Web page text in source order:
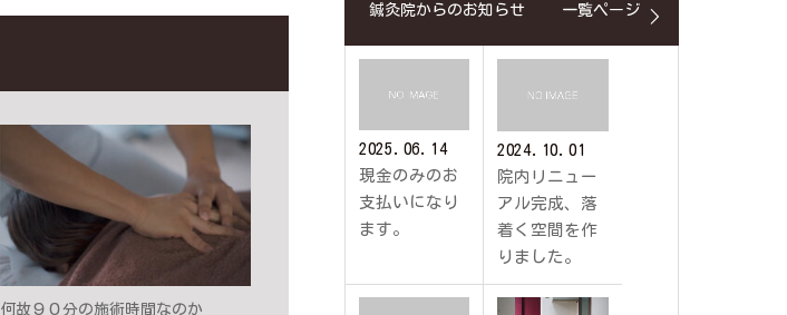
何故９０分の施術時間なのか
鍼灸院からのお知らせ 一覧ページ
2025.06.14
現金のみのお
支払いになり
ます。
2024.10.01
院内リニュー
アル完成、落
着く空間を作
りました。